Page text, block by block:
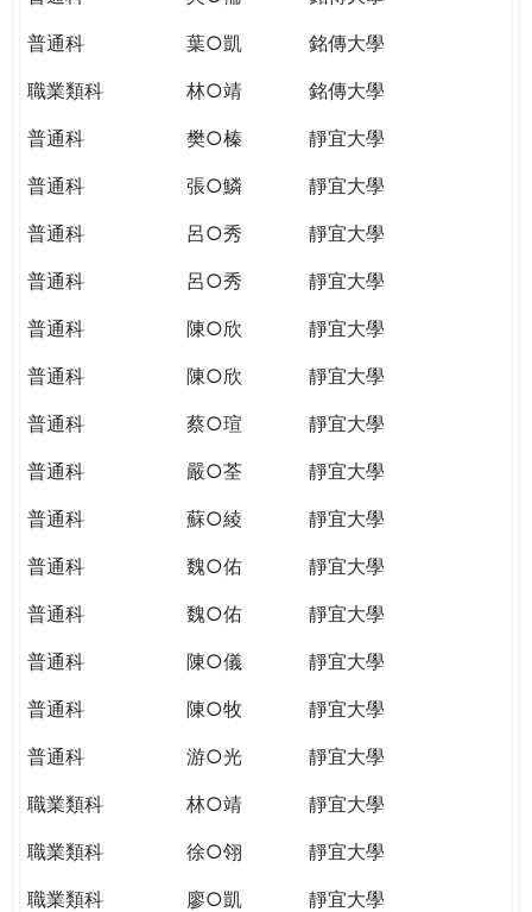
普通科
葉○凱
銘傳大學
職業類科
林○靖
銘傳大學
普通科
樊○榛
靜宜大學
普通科
張○鱗
靜宜大學
普通科
呂○秀
靜宜大學
普通科
呂○秀
靜宜大學
普通科
陳○欣
靜宜大學
普通科
陳○欣
靜宜大學
普通科
蔡○瑄
靜宜大學
普通科
嚴○荃
靜宜大學
普通科
蘇○綾
靜宜大學
普通科
魏○佑
靜宜大學
普通科
魏○佑
靜宜大學
普通科
陳○儀
靜宜大學
普通科
陳○牧
靜宜大學
普通科
游○光
靜宜大學
職業類科
林○靖
靜宜大學
職業類科
徐○翎
靜宜大學
職業類科
廖○凱
靜宜大學